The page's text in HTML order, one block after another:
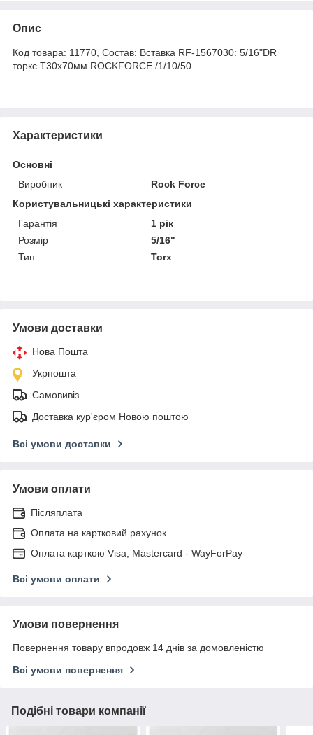
Опис
Код товара: 11770, Состав: Вставка RF-1567030: 5/16"DR
торкс T30х70мм ROCKFORCE /1/10/50
Характеристики
Основні
Виробник
Rock Force
Користувальницькі характеристики
Гарантія
1 рік
Розмір
5/16"
Тип
Torx
Умови доставки
Нова Пошта
Укрпошта
Самовивіз
Доставка кур'єром Новою поштою
Всі умови доставки
Умови оплати
Післяплата
Оплата на картковий рахунок
Оплата карткою Visa, Mastercard - WayForPay
Всі умови оплати
Умови повернення
Повернення товару впродовж 14 днів за домовленістю
Всі умови повернення
Подібні товари компанії